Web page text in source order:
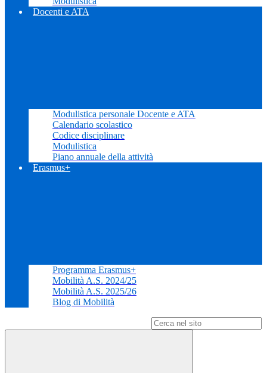
Docenti e ATA
Modulistica personale Docente e ATA
Calendario scolastico
Codice disciplinare
Modulistica
Piano annuale della attività
Erasmus+
Programma Erasmus+
Mobilità A.S. 2024/25
Mobilità A.S. 2025/26
Blog di Mobilità